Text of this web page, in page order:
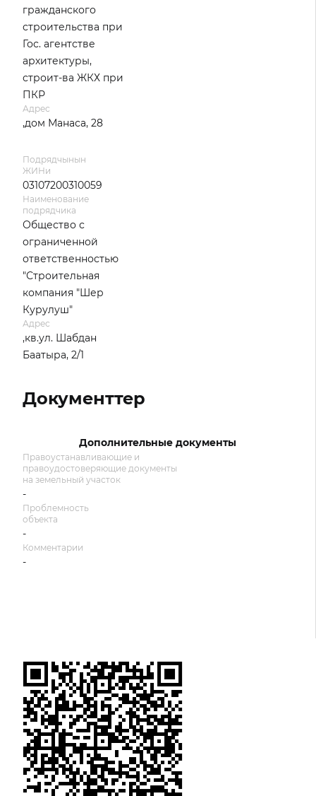
гражданского
строительства при
Гос. агентстве
архитектуры,
строит-ва ЖКХ при
ПКР
Адрес
,дом Манаса, 28
Подрядчынын
ЖИНи
03107200310059
Наименование
подрядчика
Общество с
ограниченной
ответственностью
"Строительная
компания "Шер
Курулуш"
Адрес
,кв.ул. Шабдан
Баатыра, 2/1
Документтер
Дополнительные документы
Правоустанавливающие и
правоудостоверяющие документы
на земельный участок
-
Проблемность
объекта
-
Комментарии
-